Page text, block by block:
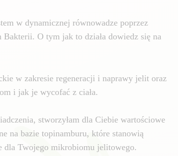
w dynamicznej równowadze poprzez
O tym jak to działa dowiedz się na
w zakresie regeneracji i naprawy jelit oraz
i jak je wycofać z ciała.
stworzyłam dla Ciebie wartościowe
na bazie topinamburu, które stanowią
dla Twojego mikrobiomu jelitowego.